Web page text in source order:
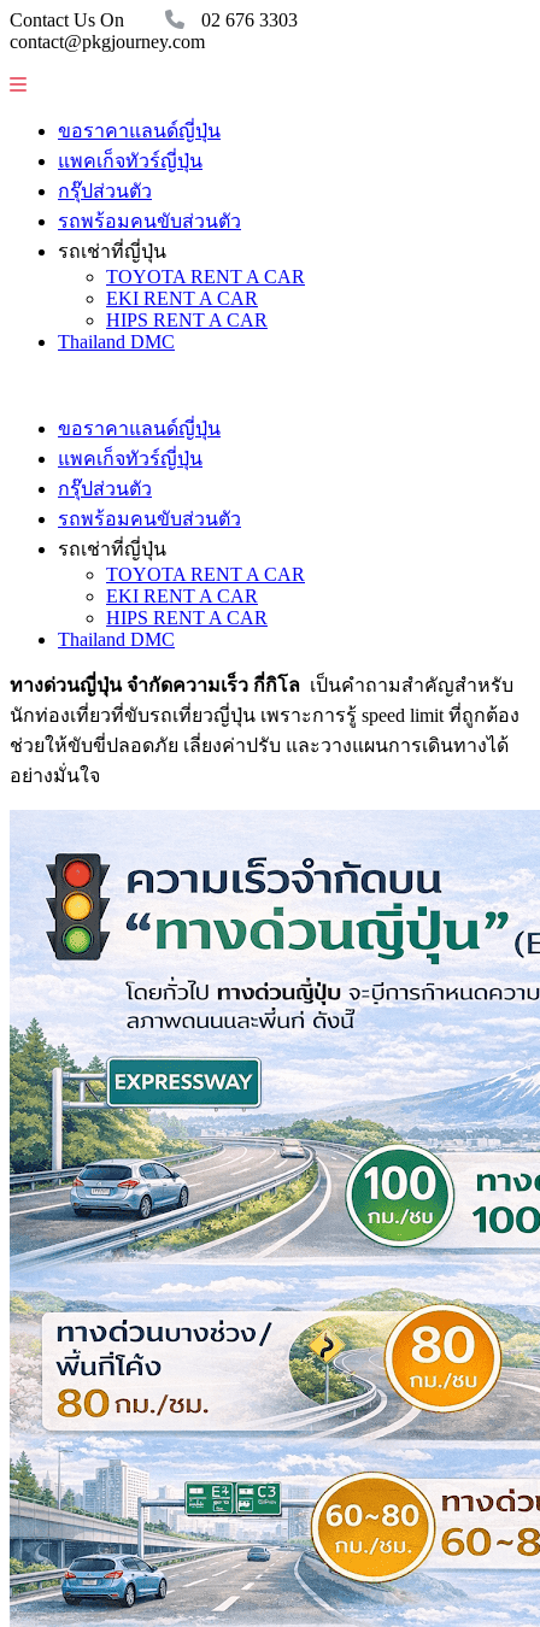
Contact Us On
02 676 3303
contact@pkgjourney.com
ขอราคาแลนด์ญี่ปุ่น
แพคเก็จทัวร์ญี่ปุ่น
กรุ๊ปส่วนตัว
รถพร้อมคนขับส่วนตัว
รถเช่าที่ญี่ปุ่น
TOYOTA RENT A CAR
EKI RENT A CAR
HIPS RENT A CAR
Thailand DMC
ขอราคาแลนด์ญี่ปุ่น
แพคเก็จทัวร์ญี่ปุ่น
กรุ๊ปส่วนตัว
รถพร้อมคนขับส่วนตัว
รถเช่าที่ญี่ปุ่น
TOYOTA RENT A CAR
EKI RENT A CAR
HIPS RENT A CAR
Thailand DMC
ทางด่วนญี่ปุ่น จำกัดความเร็ว กี่กิโล เป็นคำถามสำคัญสำหรับ
นักท่องเที่ยวที่ขับรถเที่ยวญี่ปุ่น เพราะการรู้ speed limit ที่ถูกต้อง
ช่วยให้ขับขี่ปลอดภัย เลี่ยงค่าปรับ และวางแผนการเดินทางได้
อย่างมั่นใจ